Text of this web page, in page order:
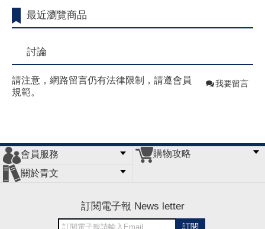
最近瀏覽商品
討論
請注意，網路留言仍有法律限制，請遵會員
規範。
我要留言
會員服務
會員辦法
客服信箱
隱私條款
網站導覽
購物攻略
關於青文
訂閱電子報 News letter
訂閱